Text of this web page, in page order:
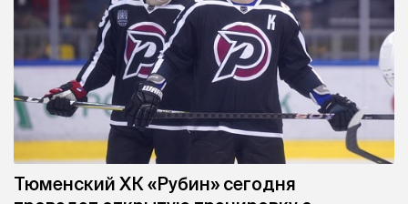
Тюменский ХК «Рубин» сегодня